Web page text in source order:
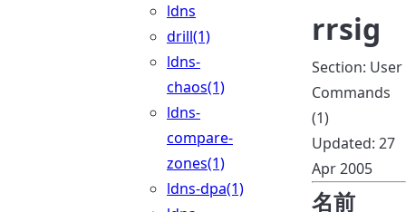
ldns
drill(1)
ldns-
chaos(1)
ldns-
compare-
zones(1)
ldns-dpa(1)
rrsig
Section: User
Commands
(1)
Updated: 27
Apr 2005
名前